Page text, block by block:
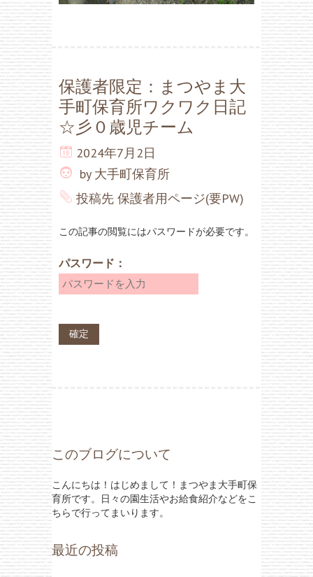
保護者限定：まつやま大
手町保育所ワクワク日記
☆彡０歳児チーム
2024年7月2日
by 大手町保育所
投稿先 保護者用ページ(要PW)
この記事の閲覧にはパスワードが必要です。
パスワード：
このブログについて
こんにちは！はじめまして！まつやま大手町保
育所です。日々の園生活やお給食紹介などをこ
ちらで行ってまいります。
最近の投稿